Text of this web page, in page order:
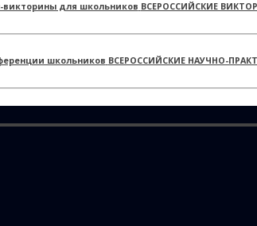
ВСЕРОССИЙСКИЕ
ВСЕРОССИЙСКИЕ НАУЧНО-